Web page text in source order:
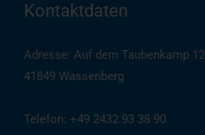
Kontaktdaten
Adresse: Auf dem Taubenkamp 12
41849 Wassenberg
Telefon: +49 2432 93 38 90